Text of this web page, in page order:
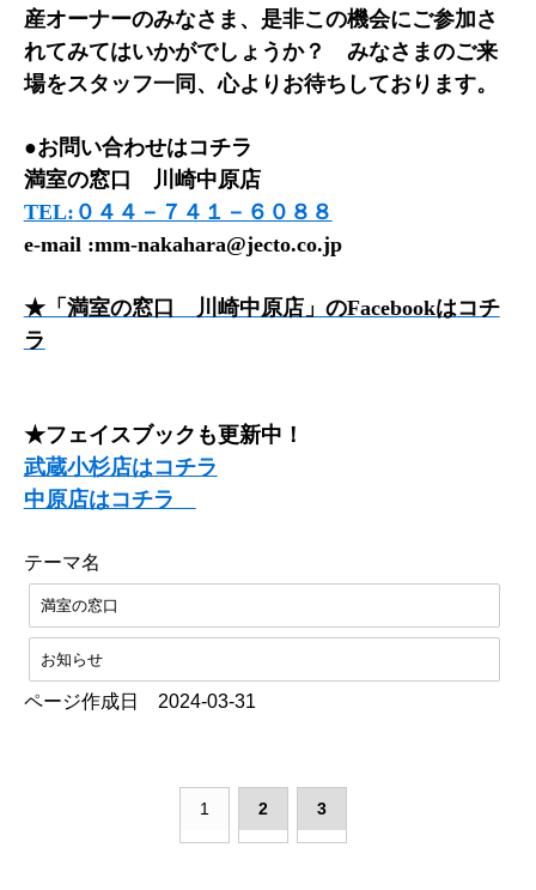
産オーナーのみなさま、是非この機会にご参加さ
れてみてはいかがでしょうか？ みなさまのご来
場をスタッフ一同、心よりお待ちしております。
●お問い合わせはコチラ
満室の窓口 川崎中原店
TEL: ０４４－７４１－６０８８
e-mail :mm-nakahara@jecto.co.jp
★「満室の窓口 川崎中原店」のFacebookはコチ
ラ
★フェイスブックも更新中！
武蔵小杉店はコチラ
中原店はコチラ
テーマ名
満室の窓口
お知らせ
ページ作成日 2024-03-31
1 2 3